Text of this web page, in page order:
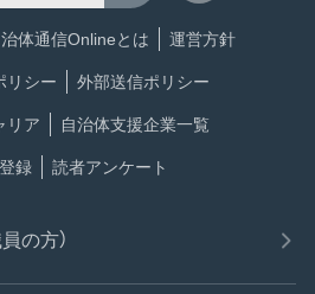
治体通信Onlineとは 運営方針
リシー 外部送信ポリシー
リア 自治体支援企業一覧
録 読者アンケート
の方）